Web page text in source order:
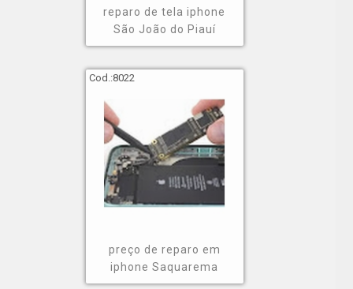
reparo de tela iphone
São João do Piauí
Cod.:8022
preço de reparo em
iphone Saquarema